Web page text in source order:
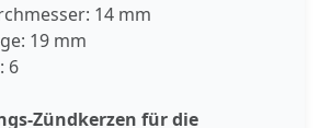
14 mm
19 mm
6
Zündkerzen für die